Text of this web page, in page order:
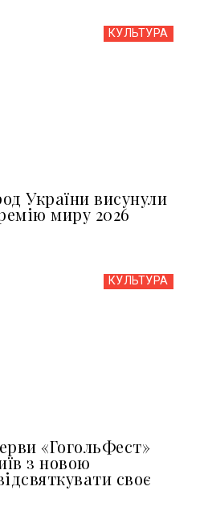
КУЛЬТУРА
України висунули
миру 2026
КУЛЬТУРА
«ГогольФест»
з новою
своє